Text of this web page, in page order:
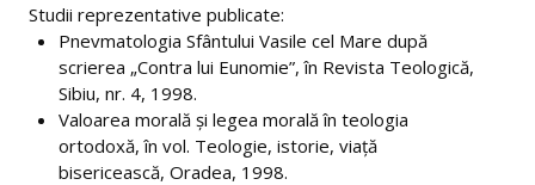
Direcții de cercetare și teme de cercetare
Plan de cercetare
Doctorat
Istoric
Studii reprezentative publicate:
Pnevmatologia Sfântului Vasile cel Mare după
scrierea „Contra lui Eunomie”, în Revista Teologică,
Sibiu, nr. 4, 1998.
Valoarea morală şi legea morală în teologia
ortodoxă, în vol. Teologie, istorie, viaţă
bisericească, Oradea, 1998.